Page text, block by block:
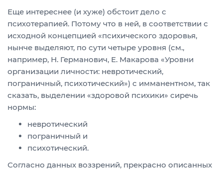
Еще интереснее (и хуже) обстоит дело с
психотерапией. Потому что в ней, в соответствии с
исходной концепцией «психического здоровья,
нынче выделяют, по сути четыре уровня (см.,
например, Н. Германович, Е. Макарова «Уровни
организации личности: невротический,
пограничный, психотический») с имманентном, так
сказать, выделении «здоровой психики» сиречь
нормы:
невротический
пограничный и
психотический.
Согласно данных воззрений, прекрасно описанных